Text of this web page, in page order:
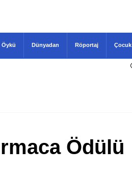
Ödülü
Öykü Dünyadan Röportaj Çocuk